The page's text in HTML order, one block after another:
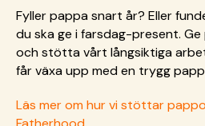
Fyller pappa snart år? Eller
du ska ge i farsdag-present.
och stötta vårt långsiktiga
får växa upp med en trygg
Läs mer om hur vi stöttar